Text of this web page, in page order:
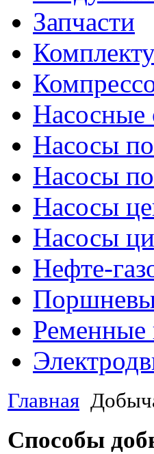
Запчасти
Насосные
Насосы
Насосы
Насосы
Насосы
Нефте-
Ременные
Главная
Способы